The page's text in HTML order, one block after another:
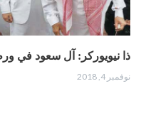
ذا نيويوركر: آل سعود في
نوفمبر 4, 2018